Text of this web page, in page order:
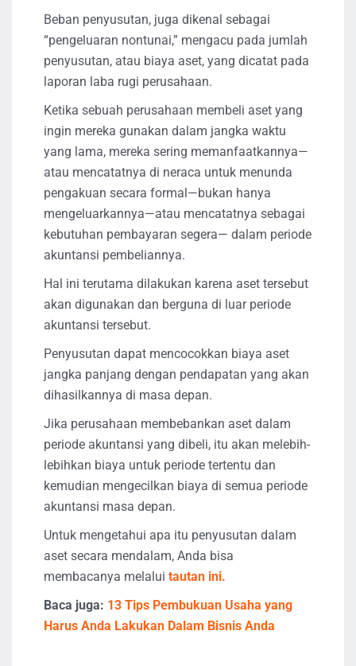
Beban penyusutan, juga dikenal sebagai
“pengeluaran nontunai,” mengacu pada jumlah
penyusutan, atau biaya aset, yang dicatat pada
laporan laba rugi perusahaan.
Ketika sebuah perusahaan membeli aset yang
ingin mereka gunakan dalam jangka waktu
yang lama, mereka sering memanfaatkannya—
atau mencatatnya di neraca untuk menunda
pengakuan secara formal—bukan hanya
mengeluarkannya—atau mencatatnya sebagai
kebutuhan pembayaran segera— dalam periode
akuntansi pembeliannya.
Hal ini terutama dilakukan karena aset tersebut
akan digunakan dan berguna di luar periode
akuntansi tersebut.
Penyusutan dapat mencocokkan biaya aset
jangka panjang dengan pendapatan yang akan
dihasilkannya di masa depan.
Jika perusahaan membebankan aset dalam
periode akuntansi yang dibeli, itu akan melebih-
lebihkan biaya untuk periode tertentu dan
kemudian mengecilkan biaya di semua periode
akuntansi masa depan.
Untuk mengetahui apa itu penyusutan dalam
aset secara mendalam, Anda bisa
membacanya melalui tautan ini.
Baca juga: 13 Tips Pembukuan Usaha yang
Harus Anda Lakukan Dalam Bisnis Anda